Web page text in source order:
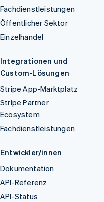
Fachdienstleistungen
Öffentlicher Sektor
Einzelhandel
Integrationen und
Custom-Lösungen
Stripe App-Marktplatz
Stripe Partner
Ecosystem
Fachdienstleistungen
Entwickler/innen
Dokumentation
API-Referenz
API-Status